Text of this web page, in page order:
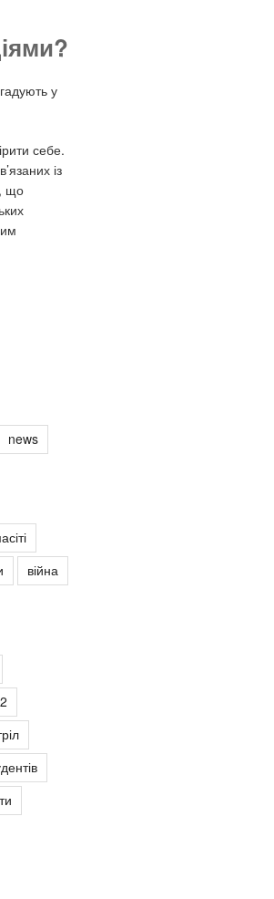
у
себе.
із
що
news
війна